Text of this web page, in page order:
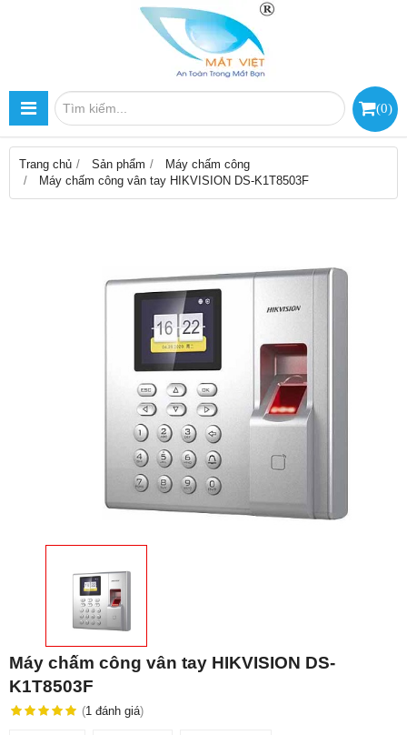
(0)
Trang chủ Sản phẩm
Máy chấm công
Máy chấm công vân tay HIKVISION DS-K1T8503F
Máy chấm công vân tay HIKVISION DS-
K1T8503F
(1 đánh giá)